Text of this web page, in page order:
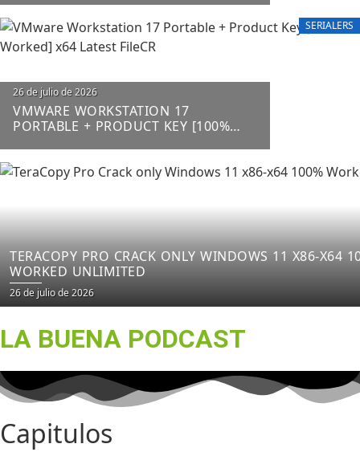
SERIALERS
26 de julio de 2026
VMWARE WORKSTATION 17
PORTABLE + PRODUCT KEY [100%
TERACOPY PRO CRACK ONLY WINDOWS 11 X86-X64
WORKED UNLIMITED
26 de julio de 2026
LA BUENA PODCAST
Capitulos